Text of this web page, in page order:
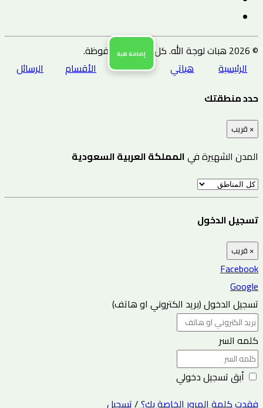
© 2026 هبات لوجة الله. كل الحقوق محفوظة.
الرئيسية
هباتي
إضافة هبة
الأقسام
الرسائل
حدد منطقتك
× قريب
المدن الشهيرة فيالمملكة العربية السعودية
تسجيل الدخول
× قريب
Facebook
Google
تسجيل الدخول (بريد الكتروني او هاتف)
كلمه السر
أبق تسجيل دخولي
فقدت كلمة المرور الخاصة بك؟/تسجيل